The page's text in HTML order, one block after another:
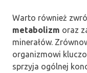
Warto również
metabolizm oraz
minerałów.
organizmowi
sprzyja ogólnej